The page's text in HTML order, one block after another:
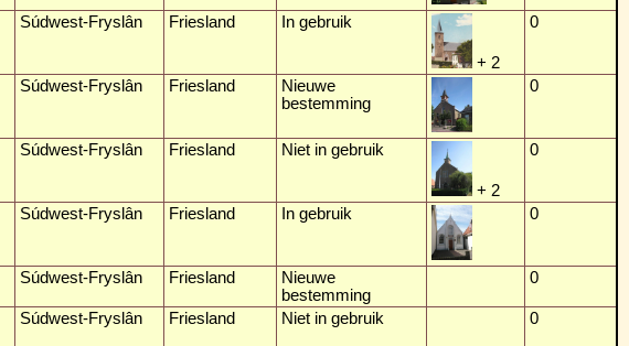
Súdwest-Fryslân Friesland In gebruik
+ 2
0
Súdwest-Fryslân Friesland
Nieuwe
bestemming
0
Súdwest-Fryslân Friesland Niet in gebruik
+ 2
0
Súdwest-Fryslân Friesland In gebruik 0
Súdwest-Fryslân Friesland
Nieuwe
bestemming
0
Súdwest-Fryslân Friesland Niet in gebruik 0